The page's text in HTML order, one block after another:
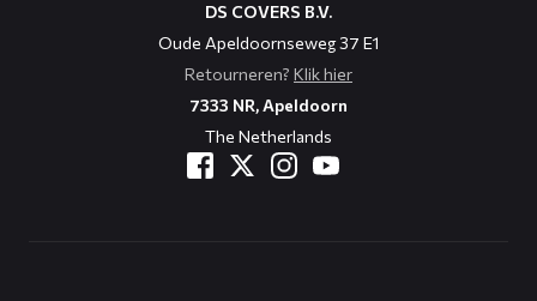
DS COVERS B.V.
Oude Apeldoornseweg 37 E1
Retourneren? Klik hier
7333 NR, Apeldoorn
The Netherlands